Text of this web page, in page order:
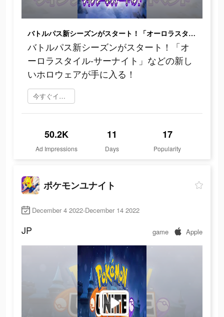
バトルパス新シーズンがスタート！「オーロラスタイル-サーナイト」などの新しいホロウェアが手に入る！
バトルパス新シーズンがスタート！「オ
ーロラスタイル-サーナイト」などの新し
いホロウェアが手に入る！
今すぐインストール
50.2K
Ad Impressions
11
Days
17
Popularity
ポケモンユナイト
December 4 2022-December 14 2022
JP game Apple